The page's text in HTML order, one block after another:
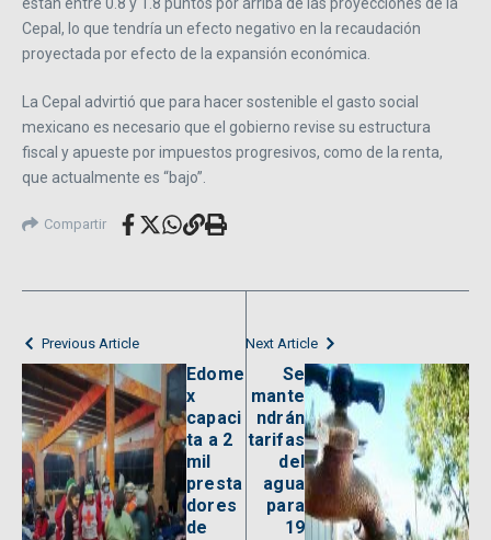
Cepal, lo que tendría un efecto negativo en la recaudación
proyectada por efecto de la expansión económica.
La Cepal advirtió que para hacer sostenible el gasto social
mexicano es necesario que el gobierno revise su estructura
fiscal y apueste por impuestos progresivos, como de la renta,
que actualmente es “bajo”.
Compartir
Previous Article
Edome
x
capaci
ta a 2
mil
presta
dores
de
Next Article
Se
mante
ndrán
tarifas
del
agua
para
19